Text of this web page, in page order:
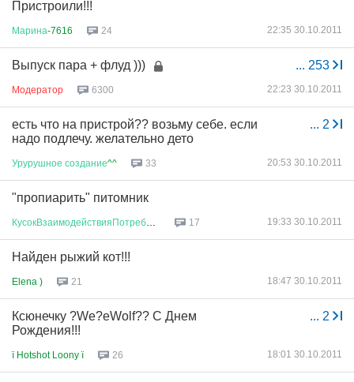
Пристроили!!!
Марина-7616 24 22:35 30.10.2011
... 253
Выпуск пара + флуд )))
Модератор 6300 22:23 30.10.2011
... 2
есть что на пристрой?? возьму себе. если
надо подлечу. желательно дето
Урурушное создание^^ 33 20:53 30.10.2011
"пропиарить" питомник
... 17 19:33 30.10.2011
Найден рыжий кот!!!
Elena ) 21 18:47 30.10.2011
... 2
Ксюнечку ?We?eWolf?? С Днем
Рождения!!!
ї Hotshot Loony ї 26 18:01 30.10.2011